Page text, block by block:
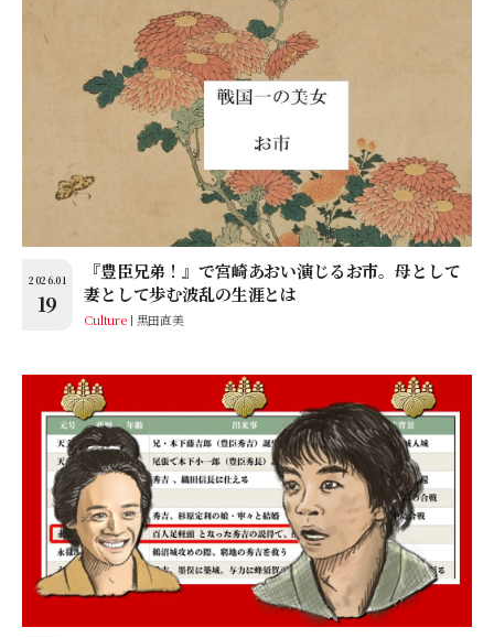
2026.01
19
『豊臣兄弟！』で宮崎あおい演じるお市。母として
妻として歩む波乱の生涯とは
Culture 黒田直美